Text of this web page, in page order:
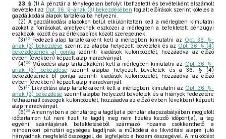
23. § (1) A pénztár a ténylegesen befolyt (befizetett) és bevételként elszámolt
bevételeit az Öpt. 36. §-ának (3) bekezdésében foglalt előírások szerint köteles a
gazdálkodási alapok tartalékaiba helyezni.
(2) A gazdálkodási alapokon belül elkülönítetten kell a mérlegben kimutatni
azokat a forrásokat, amelyeknek eszközei a mérlegben a befektetett pénzügyi
eszközök között és az értékpapírok között szerepelnek.
(3)25 Fedezeti alap tartalékaként kell a mérlegben kimutatni az Öpt. 36. §-
ának (3) bekezdése szerint az alapba helyezett bevételek és az Öpt. 36. § (4)
bekezdésének a) pontja szerinti kiadások különbözetét, hozzáadva az előző
évben (években) képzett alap maradványát.
(4)26 Működési alap tartalékaként kell a mérlegben kimutatni az Öpt. 36. §-
ának (3) bekezdése szerint alapba helyezett bevételek és a 36. § (4)
bekezdésének b) pontja szerinti kiadások különbözetét, hozzáadva az előző
évben (években) képzett alap maradványát.
(5)27 Likviditási alap tartalékaként kell a mérlegben kimutatni az Öpt. 36. §-
ának (3) bekezdése szerint alapba helyezett bevételek és a hiányok fedezetére
felhasznált összegek különbözetét, hozzáadva az előző évben (években) képzett
alap maradványát.
(6)28 Amennyiben a pénztártag a tagdíjat a pénztár alapszabályában megjelölt
időtartamon túl nem fizeti (a tagdíj meg nem fizetés kezdő időpontja), a tag
egyéni számlájának befektetéséből származó hozama csökkenthető a
mindenkori pénztári egységes tagdíjnak a működési és likviditási alapra jutó
hányadnak megfelelő összeggel, de legfeljebb a hozam összegével. A működést